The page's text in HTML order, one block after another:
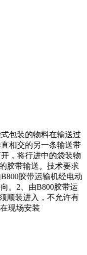
包装的物料在输送过
相交的另一条输送带
，将行进中的袋装物
胶带输送。技术要求
胶带运输机经电动
。2、由B800胶带运
顺装进入，不允许有
现场安装